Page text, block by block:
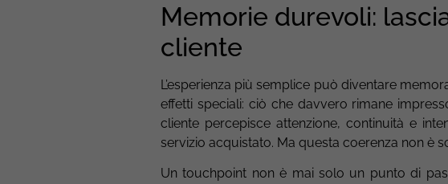
Memorie durevoli:
cliente
L’esperienza più semplice può diventare
effetti speciali: ciò che davvero rimane
cliente percepisce attenzione, continuità e
servizio acquistato. Ma questa coerenza non è
Un touchpoint non è mai solo un punto di